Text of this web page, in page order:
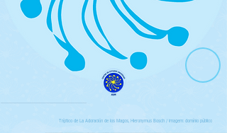
Tríptico de La Adoración de los Magos, Hieronymus Bosch / imagem: domínio público